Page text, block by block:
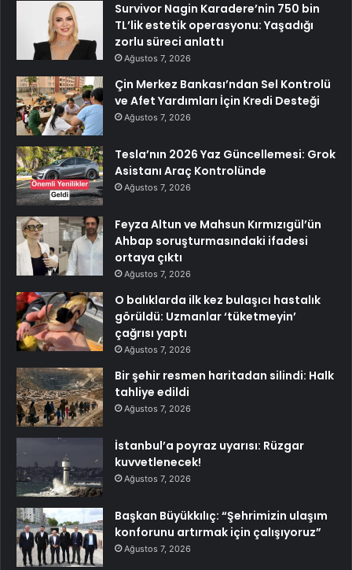
Survivor Nagin Karadere’nin 750 bin
TL’lik estetik operasyonu: Yaşadığı
zorlu süreci anlattı
Ağustos 7, 2026
Çin Merkez Bankası’ndan Sel Kontrolü
ve Afet Yardımları İçin Kredi Desteği
Ağustos 7, 2026
Tesla’nın 2026 Yaz Güncellemesi: Grok
Asistanı Araç Kontrolünde
Ağustos 7, 2026
Feyza Altun ve Mahsun Kırmızıgül’ün
Ahbap soruşturmasındaki ifadesi
ortaya çıktı
Ağustos 7, 2026
O balıklarda ilk kez bulaşıcı hastalık
görüldü: Uzmanlar ‘tüketmeyin’
çağrısı yaptı
Ağustos 7, 2026
Bir şehir resmen haritadan silindi: Halk
tahliye edildi
Ağustos 7, 2026
İstanbul’a poyraz uyarısı: Rüzgar
kuvvetlenecek!
Ağustos 7, 2026
Başkan Büyükkılıç: “Şehrimizin ulaşım
konforunu artırmak için çalışıyoruz”
Ağustos 7, 2026